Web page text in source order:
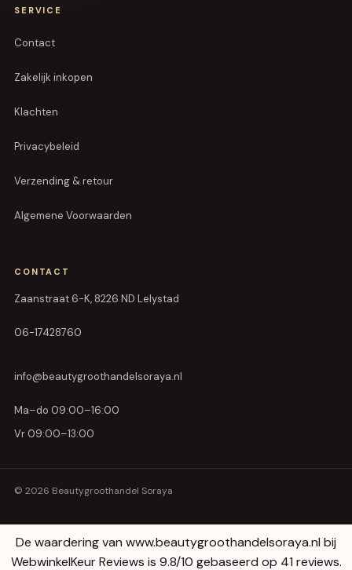
SERVICE
Contact
Zakelijk inkopen
Klachten
Privacybeleid
Verzending & retour
Algemene Voorwaarden
CONTACT
Zaanstraat 6-K, 8226 ND Lelystad
06-17428760
info@beautygroothandelsoraya.nl
Ma–do 09:00–16:00
Vr 09:00–13:00
© 2026 Beautygroothandel Soraya
De waardering van www.beautygroothandelsoraya.nl bij
WebwinkelKeur Reviews is 9.8/10 gebaseerd op 41 reviews.